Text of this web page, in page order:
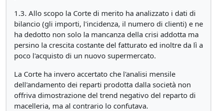
1.3. Allo scopo la Corte di merito ha analizzato i dati di
bilancio (gli importi, l'incidenza, il numero di clienti) e ne
ha dedotto non solo la mancanza della crisi addotta ma
persino la crescita costante del fatturato ed inoltre da lì a
poco l'acquisto di un nuovo supermercato.
La Corte ha invero accertato che l'analisi mensile
dell'andamento dei reparti prodotta dalla società non
offriva dimostrazione del trend negativo del reparto di
macelleria, ma al contrario lo confutava.